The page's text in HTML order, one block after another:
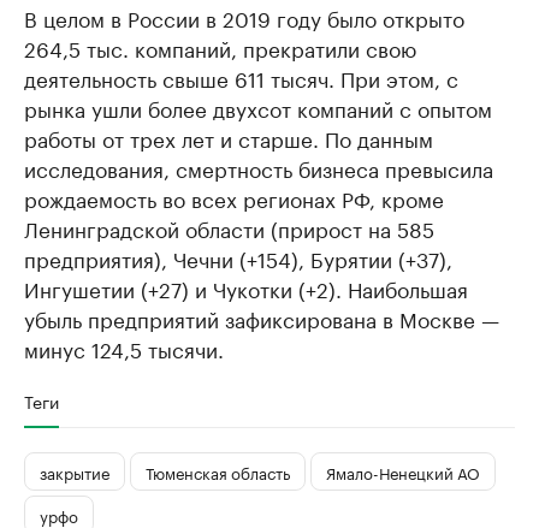
В целом в России в 2019 году было открыто
264,5 тыс. компаний, прекратили свою
деятельность свыше 611 тысяч. При этом, с
рынка ушли более двухсот компаний с опытом
работы от трех лет и старше. По данным
исследования, смертность бизнеса превысила
рождаемость во всех регионах РФ, кроме
Ленинградской области (прирост на 585
предприятия), Чечни (+154), Бурятии (+37),
Ингушетии (+27) и Чукотки (+2). Наибольшая
убыль предприятий зафиксирована в Москве —
минус 124,5 тысячи.
Теги
закрытие Тюменская область
Ямало-Ненецкий АО
урфо